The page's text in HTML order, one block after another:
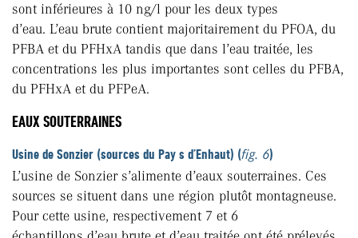
sont inférieures à 10 ng/l pour les deux types
d’eau. L’eau brute contient majoritairement du PFOA, du
PFBA et du PFHxA tandis que dans l’eau traitée, les
concentrations les plus importantes sont celles du PFBA,
du PFHxA et du PFPeA.
EAUX SOUTERRAINES
Usine de Sonzier (sources du Pay s d’Enhaut) (fig. 6)
L’usine de Sonzier s’alimente d’eaux souterraines. Ces
sources se situent dans une région plutôt montagneuse.
Pour cette usine, respectivement 7 et 6